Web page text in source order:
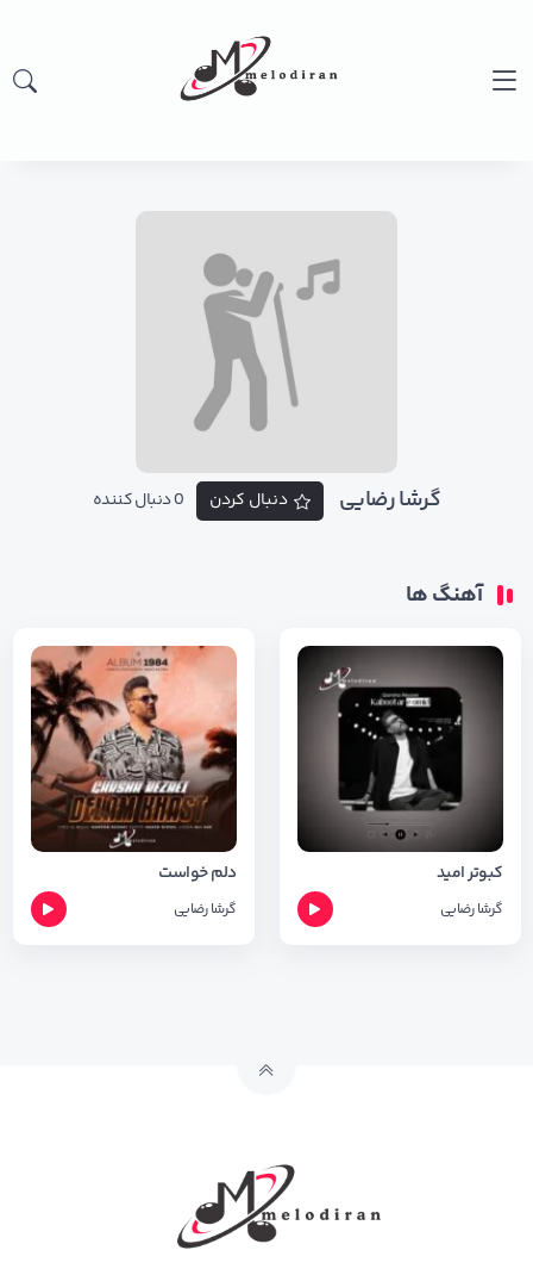
گرشا رضایی دنبال کردن 0 دنبال کننده
آهنگ ها
کبوتر امید
گرشا رضایی
دلم خواست
گرشا رضایی